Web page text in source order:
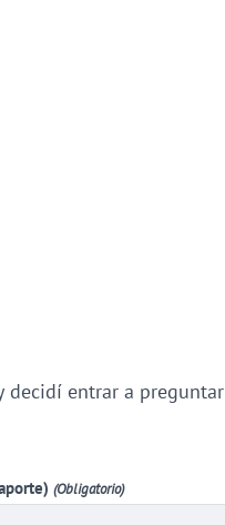
decidí entrar a preguntar
(Obligatorio)